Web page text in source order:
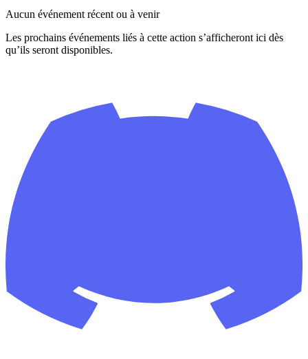
Aucun événement récent ou à venir
Les prochains événements liés à cette action s’afficheront ici dès
qu’ils seront disponibles.